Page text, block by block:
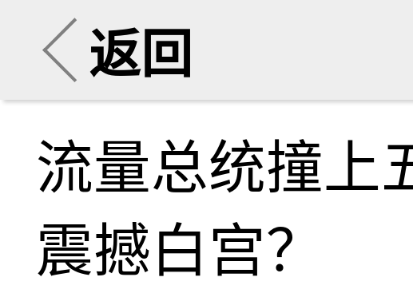
返回
流量总统撞上
震撼白宫？